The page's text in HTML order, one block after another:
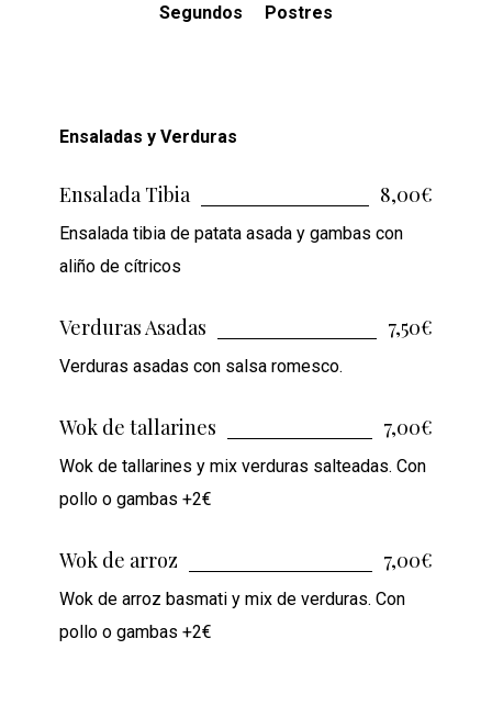
Segundos Postres
Ensaladas y Verduras
Ensalada Tibia 8,00€
Ensalada tibia de patata asada y gambas con
aliño de cítricos
Verduras Asadas 7,50€
Verduras asadas con salsa romesco.
Wok de tallarines 7,00€
Wok de tallarines y mix verduras salteadas. Con
pollo o gambas +2€
Wok de arroz 7,00€
Wok de arroz basmati y mix de verduras. Con
pollo o gambas +2€